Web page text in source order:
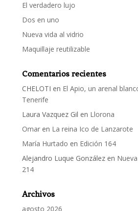
El verdadero lujo
Dos en uno
Nueva vida al vidrio
Maquillaje reutilizable
Comentarios recientes
CHELOTI en El Apio, un arenal
Tenerife
Laura Vazquez Gil en Llorona
Omaren La reina Ico de Lanzarote
María Hurtado en Edición 164
Alejandro Luque Gonzálezen
214
Archivos
agosto 2026